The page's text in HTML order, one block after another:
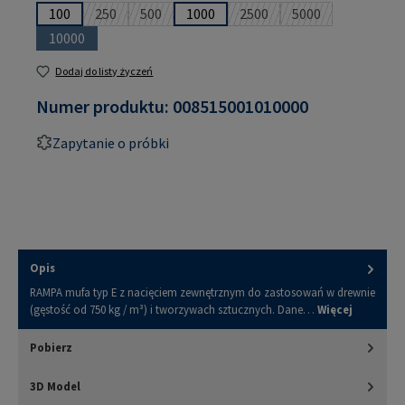
100 250(Ta opcja jest obecnie niedostępna.)
500(Ta opcja jest obecnie niedostępna.)
1000 2500(Ta opcja jest obecnie
5000(Ta opcja jest
10000(Ta opcja jest obecnie niedostępna.)
Dodaj do listy życzeń
Numer produktu: 008515001010000
Zapytanie o próbki
Opis
RAMPA mufa typ E z nacięciem zewnętrznym do zastosowań w drewnie
(gęstość od 750 kg / m³) i tworzywach sztucznych. Dane… Więcej
Pobierz
3D Model